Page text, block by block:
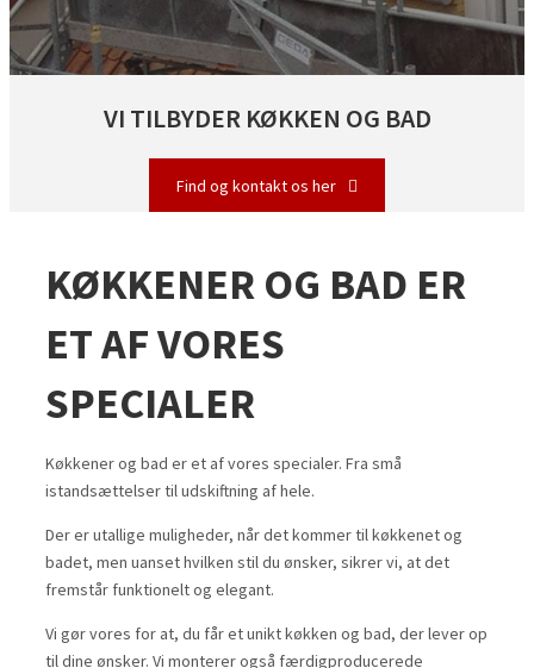
VI TILBYDER KØKKEN OG BAD
Find og kontakt os her
KØKKENER OG BAD ER
ET AF VORES
SPECIALER
Køkkener og bad er et af vores specialer. Fra små
istandsættelser til udskiftning af hele.
Der er utallige muligheder, når det kommer til køkkenet og
badet, men uanset hvilken stil du ønsker, sikrer vi, at det
fremstår funktionelt og elegant.
Vi gør vores for at, du får et unikt køkken og bad, der lever op
til dine ønsker. Vi monterer også færdigproducerede